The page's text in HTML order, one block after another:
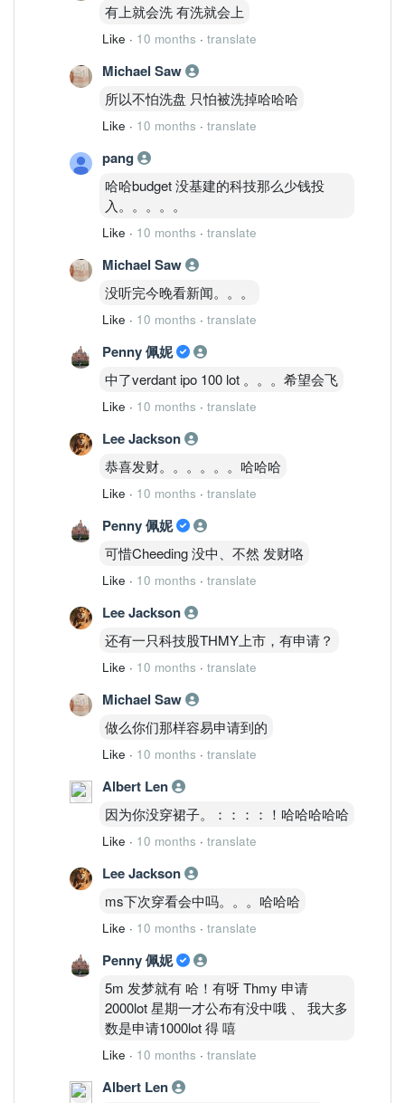
有上就会洗 有洗就会上
Like · 10 months · translate
Michael Saw
所以不怕洗盘 只怕被洗掉哈哈哈
Like · 10 months · translate
pang
哈哈budget 没基建的科技那么少钱投
入。。。。。
Like · 10 months · translate
Michael Saw
没听完今晚看新闻。。。
Like · 10 months · translate
Penny 佩妮
中了verdant ipo 100 lot 。。。希望会飞
Like · 10 months · translate
Lee Jackson
恭喜发财。。。。。。哈哈哈
Like · 10 months · translate
Penny 佩妮
可惜Cheeding 没中、不然 发财咯
Like · 10 months · translate
Lee Jackson
还有一只科技股THMY上市，有申请？
Like · 10 months · translate
Michael Saw
做么你们那样容易申请到的
Like · 10 months · translate
Albert Len
因为你没穿裙子。：：：：！哈哈哈哈哈
Like · 10 months · translate
Lee Jackson
ms下次穿看会中吗。。。哈哈哈
Like · 10 months · translate
Penny 佩妮
5m 发梦就有 哈！有呀 Thmy 申请
2000lot 星期一才公布有没中哦 、 我大多
数是申请1000lot 得 嘻
Like · 10 months · translate
Albert Len